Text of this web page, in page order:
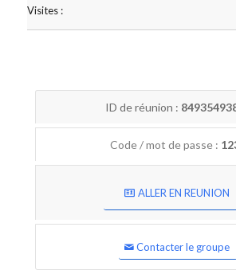
Visites :
ID de réunion :
Code / mot de passe :
ALLER EN REUNION
Contacter le groupe